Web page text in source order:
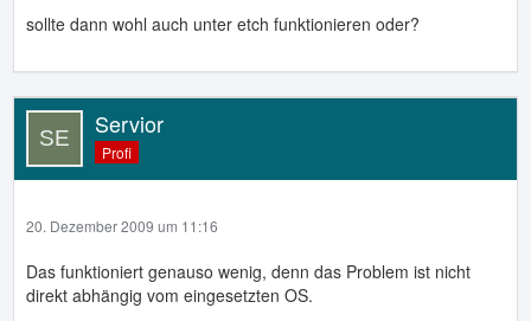
sollte dann wohl auch unter etch funktionieren oder?
Servior
Profi
20. Dezember 2009 um 11:16
Das funktioniert genauso wenig, denn das Problem ist nicht
direkt abhängig vom eingesetzten OS.